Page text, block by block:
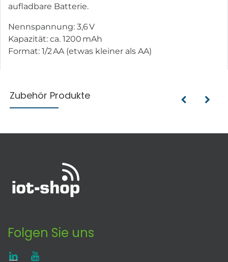
aufladbare Batterie.
Nennspannung: 3,6 V
Kapazität: ca. 1200 mAh
Format: 1/2 AA (etwas kleiner als AA)
Zubehör Produkte
Folgen Sie uns